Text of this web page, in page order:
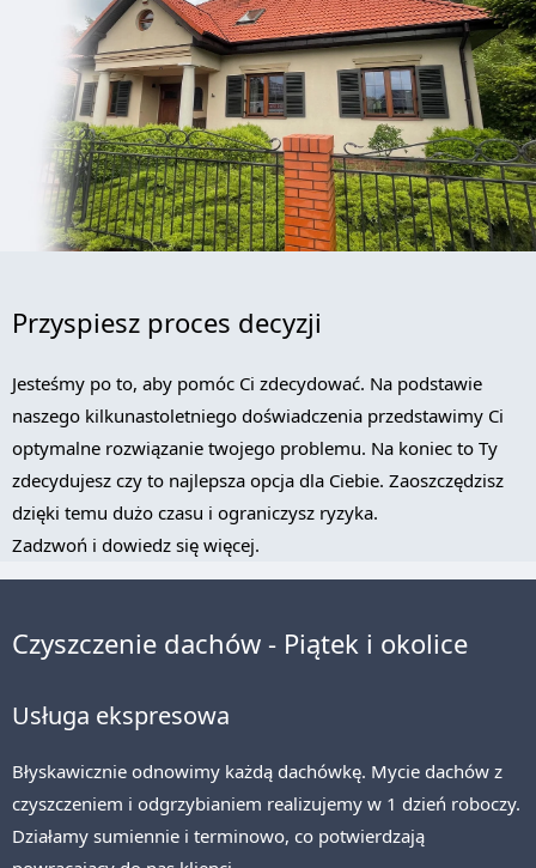
Przyspiesz proces decyzji
Jesteśmy po to, aby pomóc Ci zdecydować. Na podstawie
naszego kilkunastoletniego doświadczenia przedstawimy Ci
optymalne rozwiązanie twojego problemu. Na koniec to Ty
zdecydujesz czy to najlepsza opcja dla Ciebie. Zaoszczędzisz
dzięki temu dużo czasu i ograniczysz ryzyka.
Zadzwoń i dowiedz się więcej.
Czyszczenie dachów - Piątek i okolice
Usługa ekspresowa
Błyskawicznie odnowimy każdą dachówkę. Mycie dachów z
czyszczeniem i odgrzybianiem realizujemy w 1 dzień roboczy.
Działamy sumiennie i terminowo, co potwierdzają